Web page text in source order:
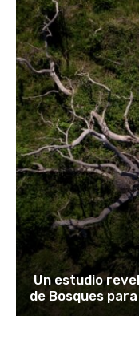
Un estudio
de Bosques